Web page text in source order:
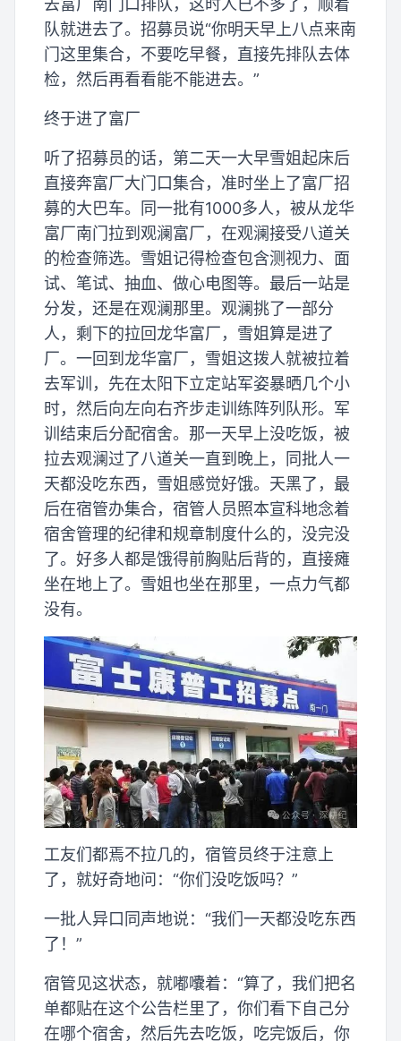
去富厂南门口排队，这时人已不多了，顺着
队就进去了。招募员说“你明天早上八点来南
门这里集合，不要吃早餐，直接先排队去体
检，然后再看看能不能进去。”
终于进了富厂
听了招募员的话，第二天一大早雪姐起床后
直接奔富厂大门口集合，准时坐上了富厂招
募的大巴车。同一批有1000多人，被从龙华
富厂南门拉到观澜富厂，在观澜接受八道关
的检查筛选。雪姐记得检查包含测视力、面
试、笔试、抽血、做心电图等。最后一站是
分发，还是在观澜那里。观澜挑了一部分
人，剩下的拉回龙华富厂，雪姐算是进了
厂。一回到龙华富厂，雪姐这拨人就被拉着
去军训，先在太阳下立定站军姿暴晒几个小
时，然后向左向右齐步走训练阵列队形。军
训结束后分配宿舍。那一天早上没吃饭，被
拉去观澜过了八道关一直到晚上，同批人一
天都没吃东西，雪姐感觉好饿。天黑了，最
后在宿管办集合，宿管人员照本宣科地念着
宿舍管理的纪律和规章制度什么的，没完没
了。好多人都是饿得前胸贴后背的，直接瘫
坐在地上了。雪姐也坐在那里，一点力气都
没有。
工友们都焉不拉几的，宿管员终于注意上
了，就好奇地问：“你们没吃饭吗？”
一批人异口同声地说：“我们一天都没吃东西
了！”
宿管见这状态，就嘟囔着：“算了，我们把名
单都贴在这个公告栏里了，你们看下自己分
在哪个宿舍，然后先去吃饭，吃完饭后，你